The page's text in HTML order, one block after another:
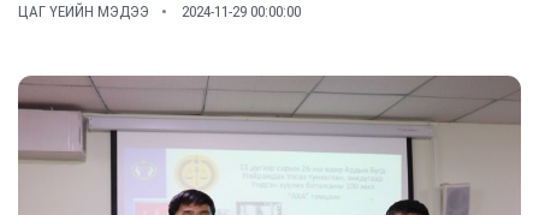
ЦАГ ҮЕИЙН МЭДЭЭ 2024-11-29 00:00:00